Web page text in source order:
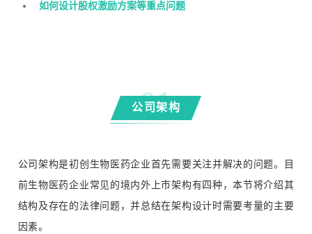
如何设计股权激励方案等重点问题
01
公司架构
公司架构是初创生物医药企业首先需要关注并解决的问题。目
前生物医药企业常见的境内外上市架构有四种，本节将介绍其
结构及存在的法律问题，并总结在架构设计时需要考量的主要
因素。